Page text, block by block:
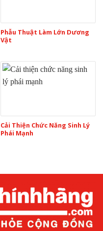
Phẫu Thuật Làm Lớn Dương
Vật
Cải Thiện Chức Năng Sinh Lý
Phái Mạnh